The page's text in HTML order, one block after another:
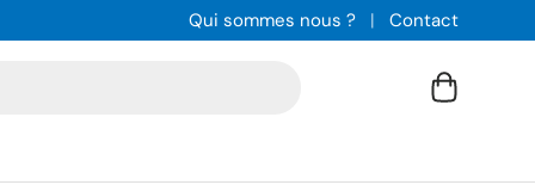
Qui sommes nous ? Contact
Panier